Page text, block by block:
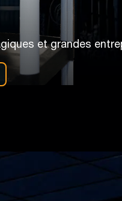
et grandes